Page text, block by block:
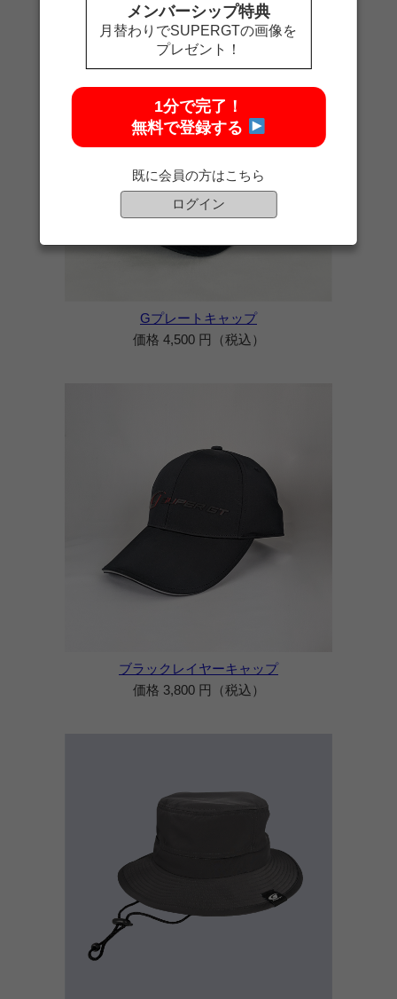
Gプレートキャップ
価格 4,500 円（税込）
ブラックレイヤーキャップ
価格 3,800 円（税込）
メンバーシップ特典
月替わりでSUPERGTの画像を
プレゼント！
1分で完了！
無料で登録する
既に会員の方はこちら
ログイン